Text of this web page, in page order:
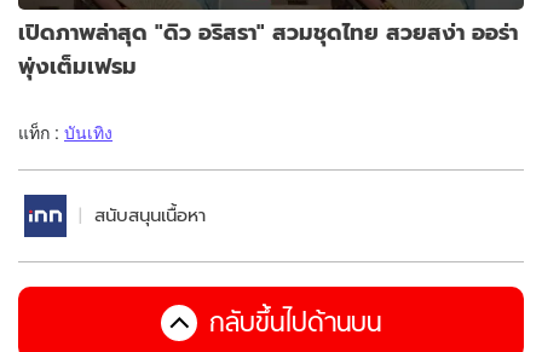
เปิดภาพล่าสุด "ดิว อริสรา" สวมชุดไทย สวยสง่า ออร่า
พุ่งเต็มเฟรม
แท็ก : บันเทิง
สนับสนุนเนื้อหา
กลับขึ้นไปด้านบน